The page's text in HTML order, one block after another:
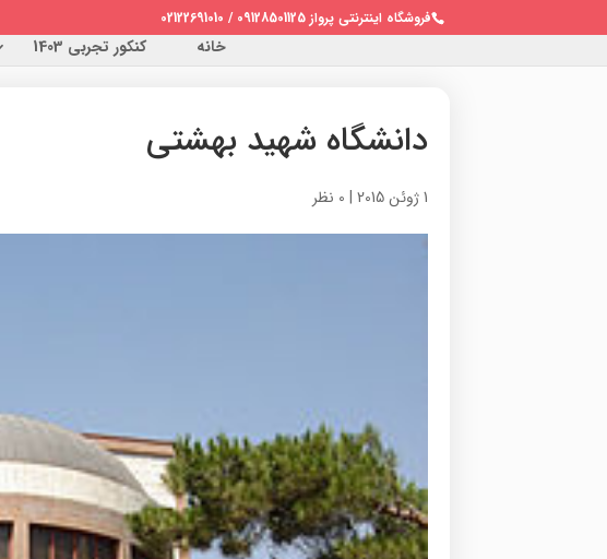
فروشگاه اینترنتی پرواز 09128501125 / 02122691010
خانه کنکور تجربی 1403
دانشگاه شهید بهشتی
1 ژوئن 2015 | 0 نظر